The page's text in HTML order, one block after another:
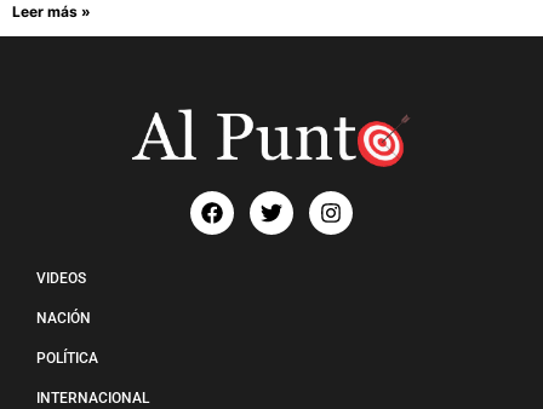
Leer más »
VIDEOS
NACIÓN
POLÍTICA
INTERNACIONAL